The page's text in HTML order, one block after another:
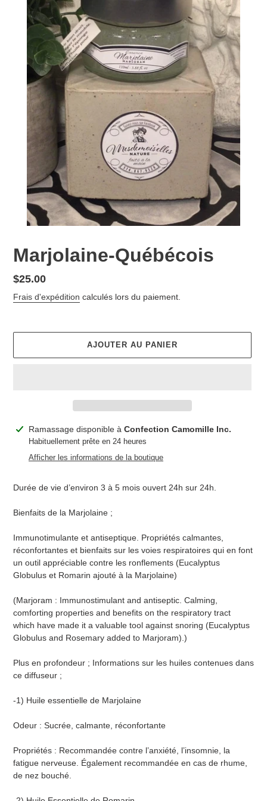
Marjolaine-Québécois
Prix
normal
$25.00
Frais d'expédition calculés lors du paiement.
AJOUTER AU PANIER
Ajout
produit
panier
Ramassage disponible à Confection Camomille Inc.
Habituellement prête en 24 heures
Afficher les informations de la boutique
Durée de vie d’environ 3 à 5 mois ouvert 24h sur 24h.
Bienfaits de la Marjolaine ;
Immunotimulante et antiseptique. Propriétés calmantes,
réconfortantes et bienfaits sur les voies respiratoires qui en font
un outil appréciable contre les ronflements (Eucalyptus
Globulus et Romarin ajouté à la Marjolaine)
(Marjoram : Immunostimulant and antiseptic. Calming,
comforting properties and benefits on the respiratory tract
which have made it a valuable tool against snoring (Eucalyptus
Globulus and Rosemary added to Marjoram).)
Plus en profondeur ; Informations sur les huiles contenues dans
ce diffuseur ;
-1) Huile essentielle de Marjolaine
Odeur : Sucrée, calmante, réconfortante
Propriétés : Recommandée contre l’anxiété, l’insomnie, la
fatigue nerveuse. Également recommandée en cas de rhume,
de nez bouché.